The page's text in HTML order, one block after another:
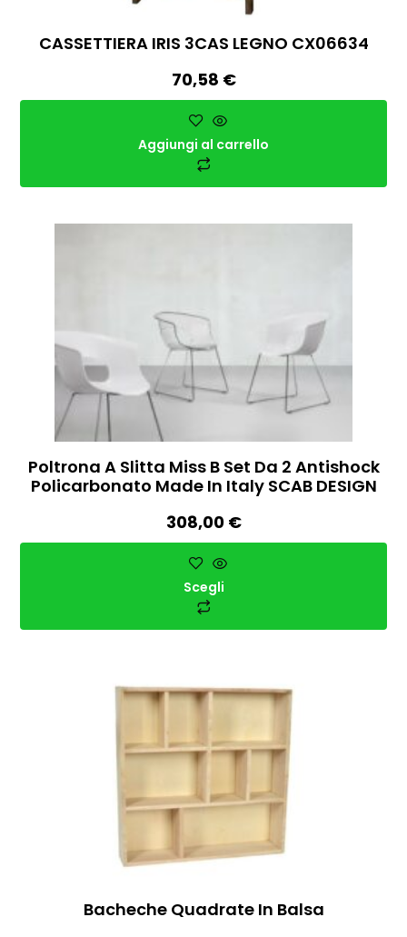
CASSETTIERA IRIS 3CAS LEGNO CX06634
70,58 €
Aggiungi al carrello
Poltrona A Slitta Miss B Set Da 2 Antishock
Policarbonato Made In Italy SCAB DESIGN
308,00 €
Scegli
Bacheche Quadrate In Balsa